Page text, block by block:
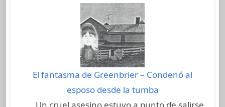
El fantasma de Greenbrier – Condenó al
esposo desde la tumba